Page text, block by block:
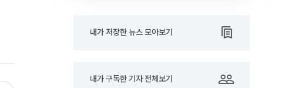
내가 저장한 뉴스 모아보기
내가 구독한 기자 전체보기